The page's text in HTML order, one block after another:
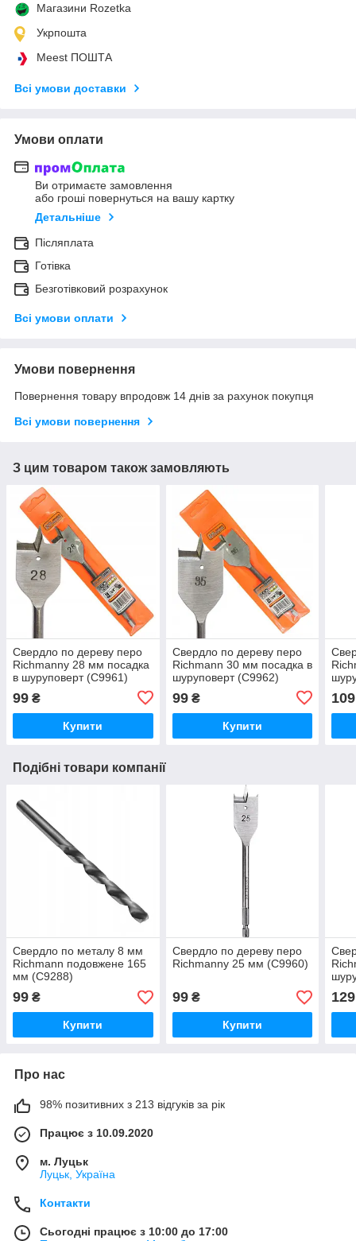
Магазини Rozetka
Укрпошта
Meest ПОШТА
Всі умови доставки
Умови оплати
Ви отримаєте замовлення
або гроші повернуться на вашу картку
Детальніше
Післяплата
Готівка
Безготівковий розрахунок
Всі умови оплати
Умови повернення
Повернення товару впродовж 14 днів за рахунок покупця
Всі умови повернення
З цим товаром також замовляють
Свердло по дереву перо
Richmannу 28 мм посадка
в шуруповерт (C9961)
99 ₴
Купити
Свердло по дереву перо
Richmann 30 мм посадка в
шуруповерт (C9962)
99₴
Купити
109
Подібні товари компанії
Свердло по металу 8 мм
Richmann подовжене 165
мм (C9288)
99 ₴
Купити
Свердло по дереву перо
Richmannу 25 мм (C9960)
99₴
Купити
129
Про нас
98% позитивних з 213 відгуків за рік
Працює з 10.09.2020
м. Луцьк
Луцьк, Україна
Контакти
Сьогодні працює з 10:00 до 17:00